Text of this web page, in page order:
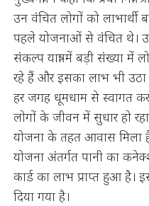
उन वंचित लोगों को लाभार्थी
पहले योजनाओं से वंचित थे।
संकल्प यात्रा में बड़ी संख्या में
रहे हैं और इसका लाभ भी उठा
हर जगह धूमधाम से स्वागत
लोगों के जीवन में सुधार हो
योजना के तहत आवास मिला
योजना अंतर्गत पानी का
कार्ड का लाभ प्राप्त हुआ है।
दिया गया है।